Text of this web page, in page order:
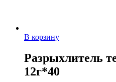
В корзину
Разрыхлитель
12г*40